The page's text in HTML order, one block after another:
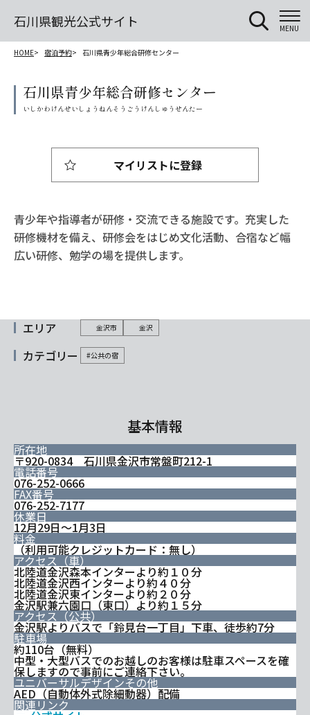
石川県観光公式サイト MENU
HOME 宿泊予約 石川県青少年総合研修センター
石川県青少年総合研修センター
青少年や指導者が研修・交流できる施設です。充実した
研修機材を備え、研修会をはじめ文化活動、合宿など幅
広い研修、勉学の場を提供します。
マイリストに登録
エリア 金沢市 金沢
カテゴリー #公共の宿
基本情報
所在地
〒920-0834 石川県金沢市常盤町212-1
電話番号
076-252-0666
FAX番号
076-252-7177
休業日
12月29日～1月3日
料金
（利用可能クレジットカード：無し）
アクセス（車）
北陸道金沢森本インターより約１０分
北陸道金沢西インターより約４０分
北陸道金沢東インターより約２０分
金沢駅兼六園口（東口）より約１５分
アクセス（公共）
金沢駅よりバスで「鈴見台一丁目」下車、徒歩約7分
駐車場
約110台（無料）
中型・大型バスでのお越しのお客様は駐車スペースを確
保しますので事前にご連絡下さい。
ユニバーサルデザインその他
AED（自動体外式除細動器）配備
関連リンク